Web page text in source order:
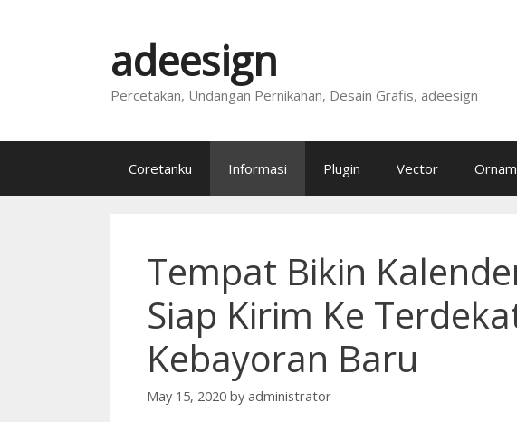
adeesign
Percetakan, Undangan Pernikahan, Desain Grafis, adeesign
Coretanku Informasi Plugin Vector
Tempat Bikin
Siap Kirim Ke
Kebayoran Baru
May 15, 2020 by administrator